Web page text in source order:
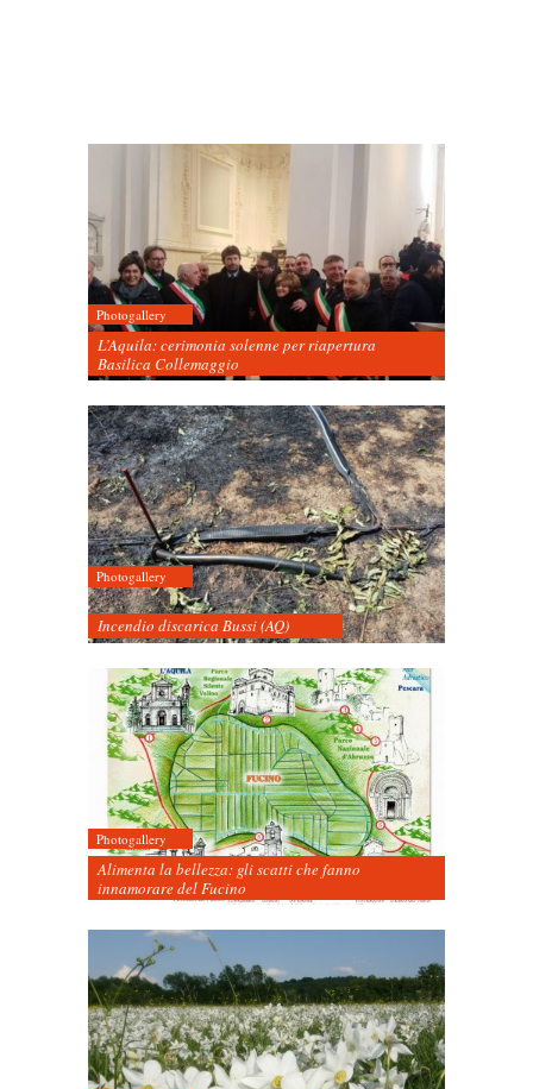
Photogallery
L’Aquila: cerimonia solenne per riapertura
Basilica Collemaggio
Photogallery
Incendio discarica Bussi (AQ)
Photogallery
Alimenta la bellezza: gli scatti che fanno
innamorare del Fucino